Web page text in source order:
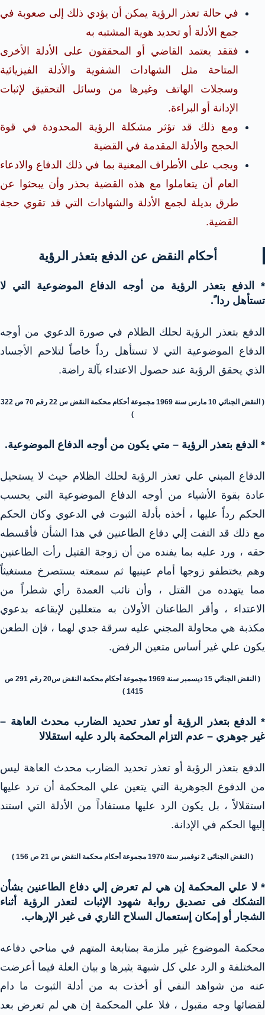
في حالة تعذر الرؤية يمكن أن يؤدي ذلك إلى صعوبة في
جمع الأدلة أو تحديد هوية المشتبه به
فققد يعتمد القاضي أو المحققون على الأدلة الأخرى
المتاحة مثل الشهادات الشفوية والأدلة الفيزيائية
وسجلات الهاتف وغيرها من وسائل التحقيق لإثبات
الإدانة أو البراءة.
ومع ذلك قد تؤثر مشكلة الرؤية المحدودة في قوة
الحجج والأدلة المقدمة في القضية
ويجب على الأطراف المعنية بما في ذلك الدفاع والادعاء
العام أن يتعاملوا مع هذه القضية بحذر وأن يبحثوا عن
طرق بديلة لجمع الأدلة والشهادات التي قد تقوي حجة
القضية.
أحكام النقض عن الدفع بتعذر الرؤية
* الدفع بتعذر الرؤية من أوجه الدفاع الموضوعية التي لا
تستأهل ردا ً.
الدفع بتعذر الرؤية لحلك الظلام في صورة الدعوي من أوجه
الدفاع الموضوعية التي لا تستأهل رداً خاصاً لتلاحم الأجساد
الذي يحقق الرؤية عند حصول الاعتداء بآلة راضة.
( النقض الجنائي 10 مارس سنة 1969 مجموعة أحكام محكمة النقض س 22 رقم 70 ص 322
)
* الدفع بتعذر الرؤية – متي يكون من أوجه الدفاع الموضوعية.
الدفاع المبني علي تعذر الرؤية لحلك الظلام حيث لا يستحيل
عادة بقوة الأشياء من أوجه الدفاع الموضوعية التي يحسب
الحكم رداً عليها ، أخذه بأدلة الثبوت في الدعوي وكان الحكم
مع ذلك قد التفت إلي دفاع الطاعنين في هذا الشأن فأقسطه
حقه ، ورد عليه بما يفنده من أن زوجة القتيل رأت الطاعنين
وهم يختطفو زوجها أمام عينيها ثم سمعته يستصرخ مستغيثاً
مما يتهدده من القتل ، وأن نائب العمدة رأي شطراً من
الاعتداء ، وأقر الطاعنان الأولان به متعللين لإيقاعه بدعوي
مكذبة هي محاولة المجني عليه سرقة جدي لهما ، فإن الطعن
يكون علي غير أساس متعين الرفض.
( النقض الجنائي 15 ديسمبر سنة 1969 مجموعة أحكام محكمة النقض س20 رقم 291 ص
1415 )
* الدفع بتعذر الرؤية أو تعذر تحديد الضارب محدث العاهة –
غير جوهري – عدم التزام المحكمة بالرد عليه استقلالا
الدفع بتعذر الرؤية أو تعذر تحديد الضارب محدث العاهة ليس
من الدفوع الجوهرية التي يتعين علي المحكمة أن ترد عليها
استقلالاً ، بل يكون الرد عليها مستفاداً من الأدلة التي استند
إليها الحكم في الإدانة.
( النقض الجنائى 2 نوفمبر سنة 1970 مجموعة أحكام محكمة النقض س 21 ص 156 )
* لا علي المحكمة إن هي لم تعرض إلي دفاع الطاعنين بشأن
التشكك فى تصديق رواية شهود الإثبات لتعذر الرؤية أثناء
الشجار أو إمكان إستعمال السلاح الناري فى غير الإرهاب.
محكمة الموضوع غير ملزمة بمتابعة المتهم في مناحي دفاعه
المختلفة و الرد علي كل شبهة يثيرها و بيان العلة فيما أعرضت
عنه من شواهد النفي أو أخذت به من أدلة الثبوت ما دام
لقضائها وجه مقبول ، فلا علي المحكمة إن هي لم تعرض بعد